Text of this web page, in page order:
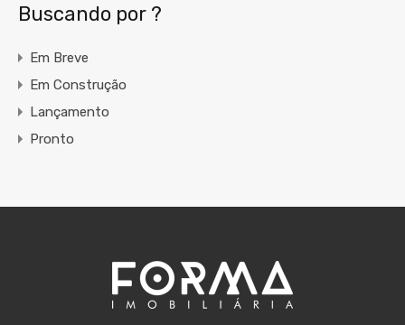
Buscando por ?
Em Breve
Em Construção
Lançamento
Pronto